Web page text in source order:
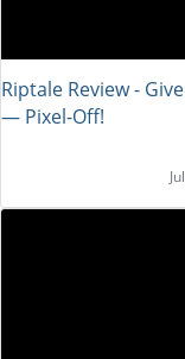
Riptale Review -
― Pixel-Off!